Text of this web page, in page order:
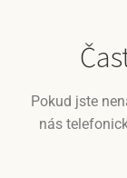
Pokud jste
nás